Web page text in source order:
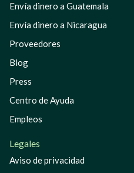
Envía dinero a Guatemala
Envía dinero a Nicaragua
Proveedores
Blog
Press
Centro de Ayuda
Empleos
Legales
Aviso de privacidad